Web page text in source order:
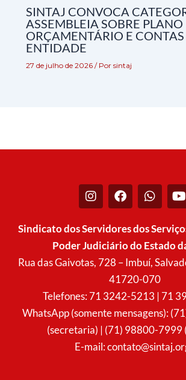
SINTAJ CONVOCA
ASSEMBLEIA SOBRE PLANO
ORÇAMENTÁRIO E
ENTIDADE
27 de julho de 2026 / Por sintaj
I
n
t
g
r
F
a
e
b
o
o
k
W
h
t
a
p
p
Y
o
t
u
b
e
Sindicato dos Servidores dos
Poder Judiciário do Estado
Rua das Gaivotas, 728 – Imbuí,
41720-070
Telefones: 71 3242-5213 | 71
WhatsApp (somente mensagens):
(secretaria) | (71) 98800-7999
E-mail: